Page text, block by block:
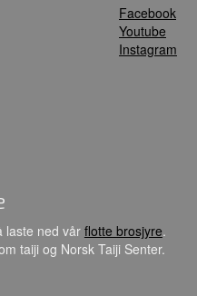
Facebook
Youtube
Instagram
laste ned vår flotte brosjyre.
taiji og Norsk Taiji Senter.